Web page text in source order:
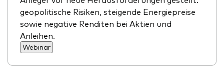
geopolitische Risiken, steigende Energiepreise
sowie negative Renditen bei Aktien und
Anleihen.
Webinar